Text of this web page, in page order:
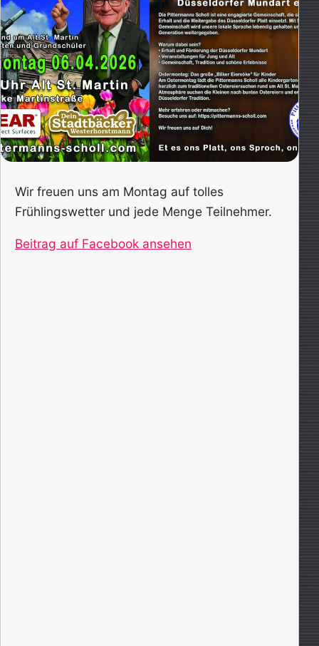
Wir freuen uns am Montag auf tolles
Frühlingswetter und jede Menge Teilnehmer.
Beitrag auf Facebook ansehen